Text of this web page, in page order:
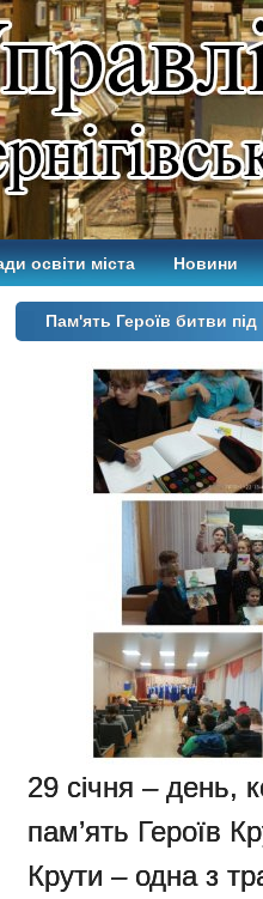
освіти міста Новини
Пам'ять Героїв битви
29 січня – день,
пам’ять Героїв
Крути – одна з